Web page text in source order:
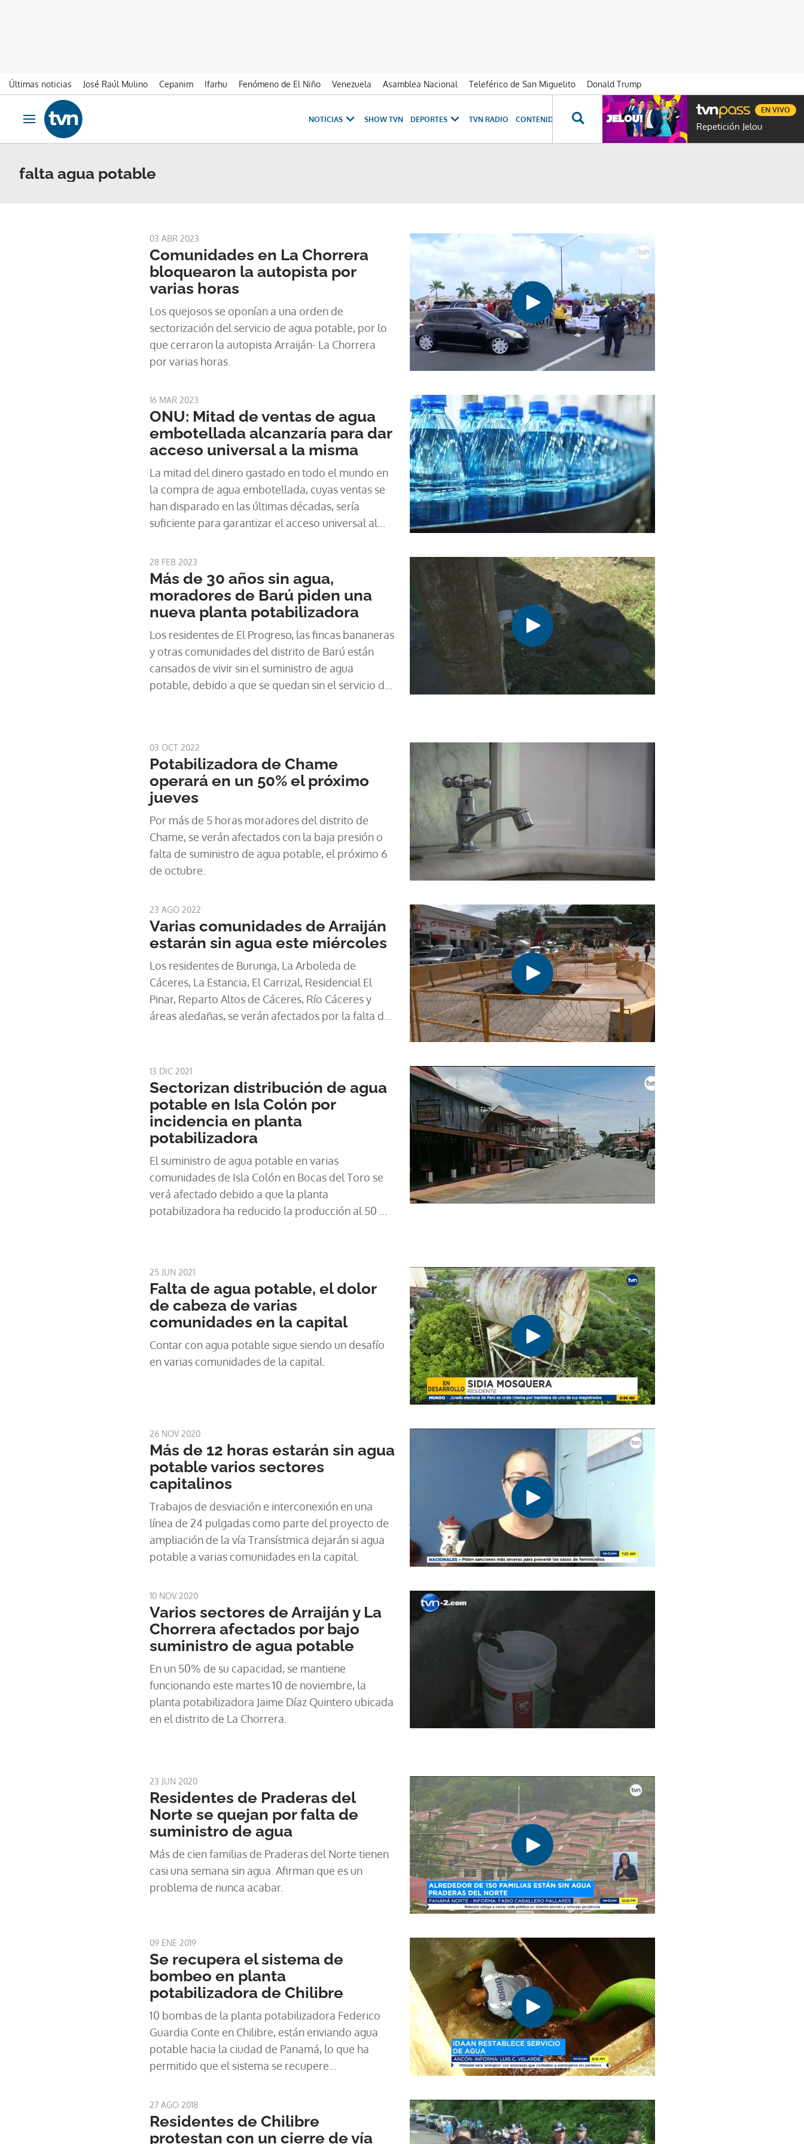
Últimas noticias José Raúl Mulino Cepanim Ifarhu Fenómeno de El Niño Venezuela Asamblea Nacional Teleférico de San Miguelito
Donald Trump
Ir al contenido
Obrir navegació
NOTICIAS SHOW TVN DEPORTES TVN RADIO CONTENIDOS ESPECIALES NOVELAS PROGRAMAS GENTE TVN
Repetición Jelou
EN VIVO
falta agua potable
03 ABR 2023
Comunidades en La Chorrera
bloquearon la autopista por
varias horas
Los quejosos se oponían a una orden de
sectorización del servicio de agua potable, por lo
que cerraron la autopista Arraiján- La Chorrera
por varias horas.
16 MAR 2023
ONU: Mitad de ventas de agua
embotellada alcanzaría para dar
acceso universal a la misma
La mitad del dinero gastado en todo el mundo en
la compra de agua embotellada, cuyas ventas se
han disparado en las últimas décadas, sería
suficiente para garantizar el acceso universal al
publicado el jueves.
28 FEB 2023
Más de 30 años sin agua,
moradores de Barú piden una
nueva planta potabilizadora
Los residentes de El Progreso, las fincas bananeras
y otras comunidades del distrito de Barú están
cansados de vivir sin el suministro de agua
potable, debido a que se quedan sin el servicio de
03 OCT 2022
Potabilizadora de Chame
operará en un 50% el próximo
jueves
Por más de 5 horas moradores del distrito de
Chame, se verán afectados con la baja presión o
falta de suministro de agua potable, el próximo 6
de octubre.
23 AGO 2022
Varias comunidades de Arraiján
estarán sin agua este miércoles
Los residentes de Burunga, La Arboleda de
Cáceres, La Estancia, El Carrizal, Residencial El
Pinar, Reparto Altos de Cáceres, Río Cáceres y
áreas aledañas, se verán afectados por la falta de
13 DIC 2021
Sectorizan distribución de agua
potable en Isla Colón por
incidencia en planta
potabilizadora
El suministro de agua potable en varias
comunidades de Isla Colón en Bocas del Toro se
verá afectado debido a que la planta
potabilizadora ha reducido la producción al 50 %,
25 JUN 2021
Falta de agua potable, el dolor
de cabeza de varias
comunidades en la capital
Contar con agua potable sigue siendo un desafío
en varias comunidades de la capital.
26 NOV 2020
Más de 12 horas estarán sin agua
potable varios sectores
capitalinos
Trabajos de desviación e interconexión en una
línea de 24 pulgadas como parte del proyecto de
ampliación de la vía Transístmica dejarán si agua
potable a varias comunidades en la capital.
10 NOV 2020
Varios sectores de Arraiján y La
Chorrera afectados por bajo
suministro de agua potable
En un 50% de su capacidad, se mantiene
funcionando este martes 10 de noviembre, la
planta potabilizadora Jaime Díaz Quintero ubicada
en el distrito de La Chorrera.
23 JUN 2020
Residentes de Praderas del
Norte se quejan por falta de
suministro de agua
Más de cien familias de Praderas del Norte tienen
casi una semana sin agua. Afirman que es un
problema de nunca acabar.
09 ENE 2019
Se recupera el sistema de
bombeo en planta
potabilizadora de Chilibre
10 bombas de la planta potabilizadora Federico
Guardia Conte en Chilibre, están enviando agua
potable hacia la ciudad de Panamá, lo que ha
permitido que el sistema se recupere
27 AGO 2018
Residentes de Chilibre
protestan con un cierre de vía